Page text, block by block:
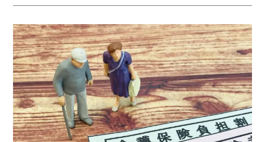
滋賀の老人ホーム・介護施設
入居検討中の方へ
入居の流れ
お客様の声
見学レポート
よくある質問
不動産・相続のサポート（外部サ
ービス）